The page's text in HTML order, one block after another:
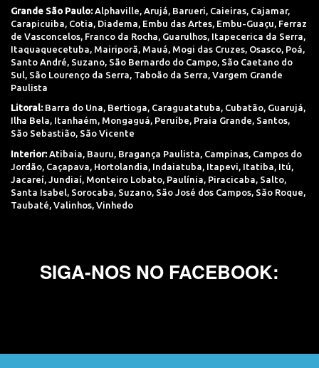
Grande São Paulo: Alphaville Arujá Barueri Caieiras Cajamar,
Carapicuiba Cotia Diadema Embu das Artes Embu-Guaçu Ferraz
de Vasconcelos Franco da Rocha Guarulhos Itapecerica da Serra
Itaquaquecetuba Mairiporã Mauá Mogi das Cruzes Osasco Poá
Santo André Suzano São Bernardo do Campo São Caetano do
Sul São Lourenço da Serra Taboão da Serra Vargem Grande
Paulista
Litoral: Barra do Una, Bertioga, Caraguatatuba, Cubatão, Guarujá,
Ilha Bela, Itanhaém, Mongaguá, Peruíbe, Praia Grande, Santos,
São Sebastião, São Vicente
Interior: Atibaia Bauru Bragança Paulista Campinas Campos do
Jordão Caçapava Hortolandia Indaiatuba Itapevi Itatiba Itú
Jacareí
Jundiaí Monteiro Lobato Paulínia Piracicaba Salto
Santa Isabel Sorocaba Suzano São José dos Campos São Roque
Taubaté Valinhos Vinhedo
SIGA-NOS NO FACEBOOK: